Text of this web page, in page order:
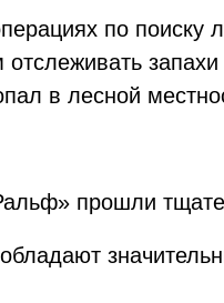
по поиску
отслеживать
в лесной
прошли